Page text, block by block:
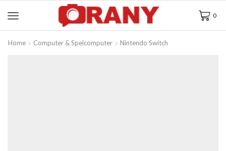
0
Home Computer & Spelcomputer Nintendo Switch